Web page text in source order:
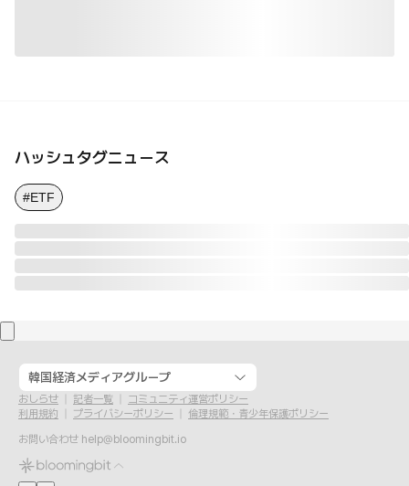
ハッシュタグニュース
#ETF
韓国経済メディアグループ
おしらせ 記者一覧
コミュニティ運営ポリシー
利用規約
プライバシーポリシー
倫理規範・青少年保護ポリシー
お問い合わせ help@bloomingbit.io